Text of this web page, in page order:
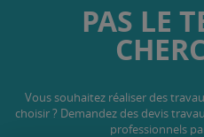
PAS LE
Vous souhaitez réaliser des
choisir ? Demandez des devis
professionnels